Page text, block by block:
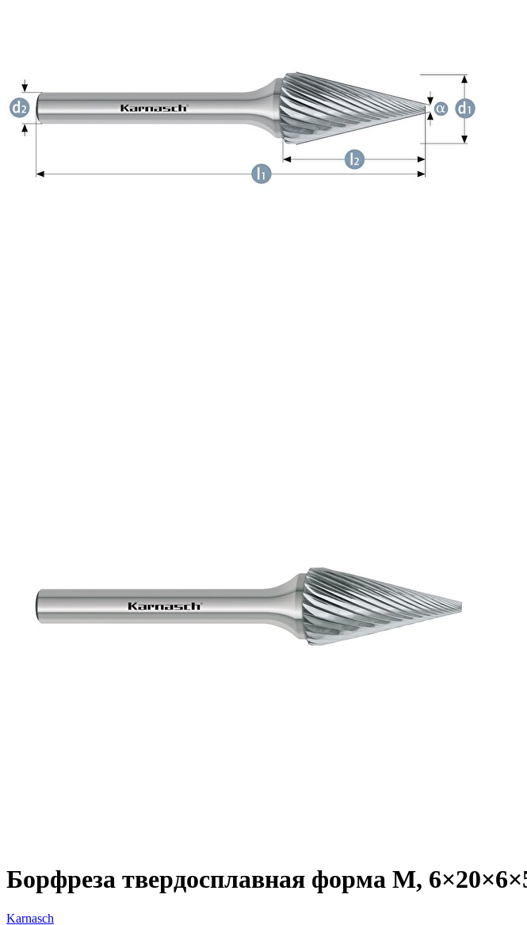
Борфреза твердосплавная форма M,
Karnasch